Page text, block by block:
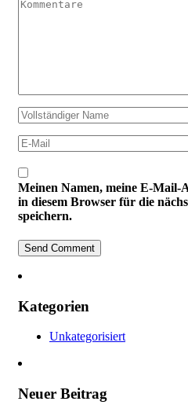
Meinen Namen, meine E-Mail-
in diesem Browser für die
speichern.
Kategorien
Unkategorisiert
Neuer Beitrag